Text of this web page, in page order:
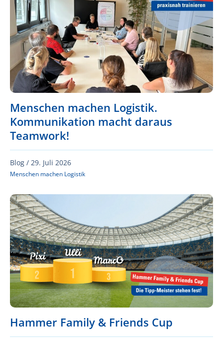
Menschen machen Logistik.
Kommunikation macht daraus
Teamwork!
Blog / 29. Juli 2026
Menschen machen Logistik
Hammer Family & Friends Cup